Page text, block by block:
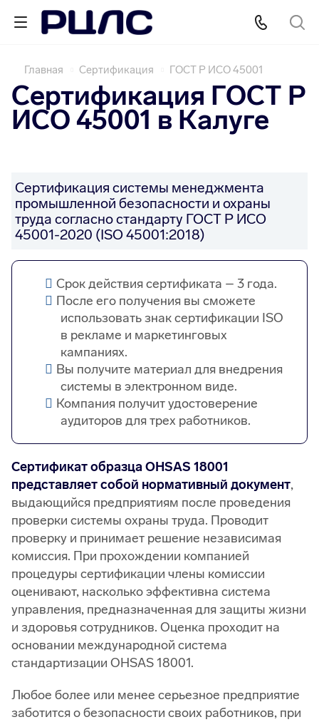
Главная Сертификация ГОСТ Р ИСО 45001
Сертификация ГОСТ Р
ИСО 45001 в Калуге
Сертификация системы менеджмента
промышленной безопасности и охраны
труда согласно стандарту ГОСТ Р ИСО
45001-2020 (ISO 45001:2018)
Срок действия сертификата – 3 года.
После его получения вы сможете
использовать знак сертификации ISO
в рекламе и маркетинговых
кампаниях.
Вы получите материал для внедрения
системы в электронном виде.
Компания получит удостоверение
аудиторов для трех работников.
Сертификат образца OHSAS 18001
представляет собой нормативный документ,
выдающийся предприятиям после проведения
проверки системы охраны труда. Проводит
проверку и принимает решение независимая
комиссия. При прохождении компанией
процедуры сертификации члены комиссии
оценивают, насколько эффективна система
управления, предназначенная для защиты жизни
и здоровья сотрудников. Оценка проходит на
основании международной система
стандартизации OHSAS 18001.
Любое более или менее серьезное предприятие
заботится о безопасности своих работников, при